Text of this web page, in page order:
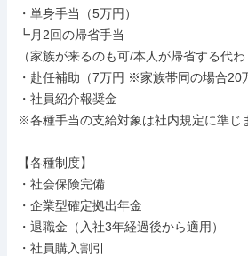
・単身手当（5万円）
┗月2回の帰省手当
（家族が来るのも可/本人が帰省する代わ
・赴任補助（7万円 ※家族帯同の場合20
・社員紹介報奨金
※各種手当の支給対象は社内規定に準じ
【各種制度】
・社会保険完備
・企業型確定拠出年金
・退職金（入社3年経過後から適用）
・社員購入割引